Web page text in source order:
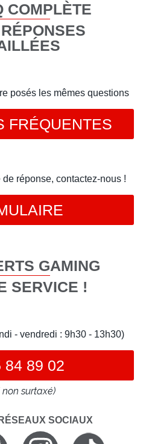
COMPLÈTE
posés les mêmes questions
FRÉQUENTES
réponse, contactez-nous !
GAMING
SERVICE !
- vendredi : 9h30 - 13h30)
84 89 02
non surtaxé)
SOCIAUX